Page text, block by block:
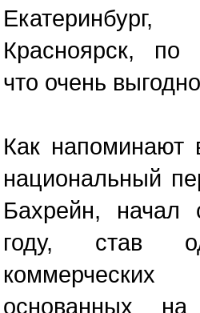
Красноярск, по
что очень
Как
национальный
Бахрейн,
году, став
основанных